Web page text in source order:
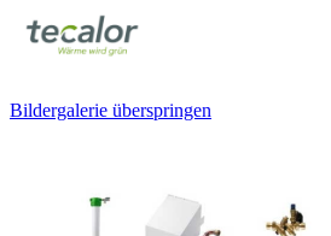
Bildergalerie überspringen